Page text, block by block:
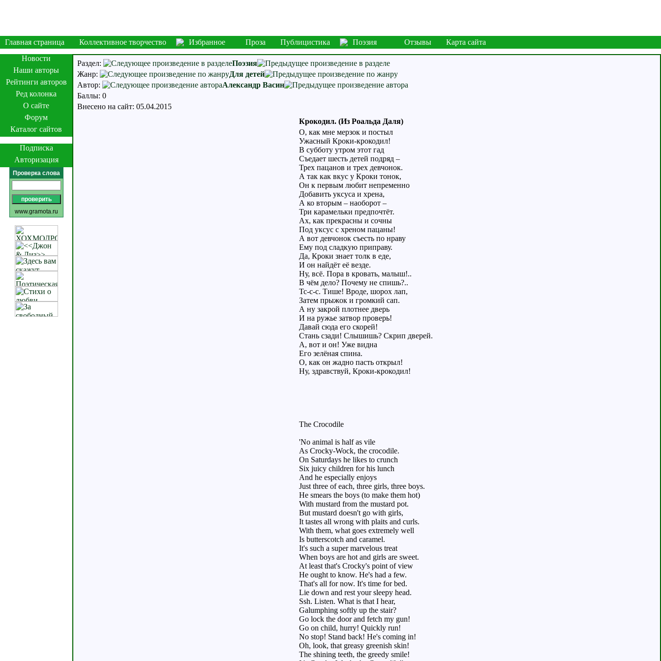
Главная страница Коллективное творчество Избранное Проза Публицистика Поэзия Отзывы
Карта сайта
Новости
Наши авторы
Рейтинги авторов
Ред колонка
О сайте
Форум
Каталог сайтов
Подписка
Авторизация
Проверка слова
www.gramota.ru
Раздел:
Поэзия
Жанр:
Для детей
Автор:
Александр Васин
Баллы: 0
Внесено на сайт: 05.04.2015
Крокодил. (Из Роальда Даля)
О, как мне мерзок и постыл
Ужасный Кроки-крокодил!
В субботу утром этот гад
Съедает шесть детей подряд –
Трех пацанов и трех девчонок.
А так как вкус у Кроки тонок,
Он к первым любит непременно
Добавить уксуса и хрена,
А ко вторым – наоборот –
Три карамельки предпочтёт.
Ах, как прекрасны и сочны
Под уксус с хреном пацаны!
А вот девчонок съесть по нраву
Ему под сладкую приправу.
Да, Кроки знает толк в еде,
И он найдёт её везде.
Ну, всё. Пора в кровать, малыш!..
В чём дело? Почему не спишь?..
Тс-с-с. Тише! Вроде, шорох лап,
Затем прыжок и громкий сап.
А ну закрой плотнее дверь
И на ружье затвор проверь!
Давай сюда его скорей!
Стань сзади! Слышишь? Скрип дверей.
А, вот и он! Уже видна
Его зелёная спина.
О, как он жадно пасть открыл!
Ну, здравствуй, Кроки-крокодил!
The Crocodile
'No animal is half as vile
As Crocky-Wock, the crocodile.
On Saturdays he likes to crunch
Six juicy children for his lunch
And he especially enjoys
Just three of each, three girls, three boys.
He smears the boys (to make them hot)
With mustard from the mustard pot.
But mustard doesn't go with girls,
It tastes all wrong with plaits and curls.
With them, what goes extremely well
Is butterscotch and caramel.
It's such a super marvelous treat
When boys are hot and girls are sweet.
At least that's Crocky's point of view
He ought to know. He's had a few.
That's all for now. It's time for bed.
Lie down and rest your sleepy head.
Ssh. Listen. What is that I hear,
Galumphing softly up the stair?
Go lock the door and fetch my gun!
Go on child, hurry! Quickly run!
No stop! Stand back! He's coming in!
Oh, look, that greasy greenish skin!
The shining teeth, the greedy smile!